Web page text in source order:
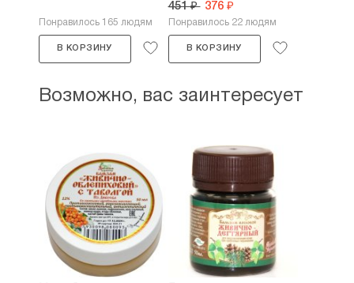
Понравилось 165 людям
В КОРЗИНУ
451 ₽ 376 ₽
Понравилось 22 людям
В КОРЗИНУ
Возможно, вас заинтересует